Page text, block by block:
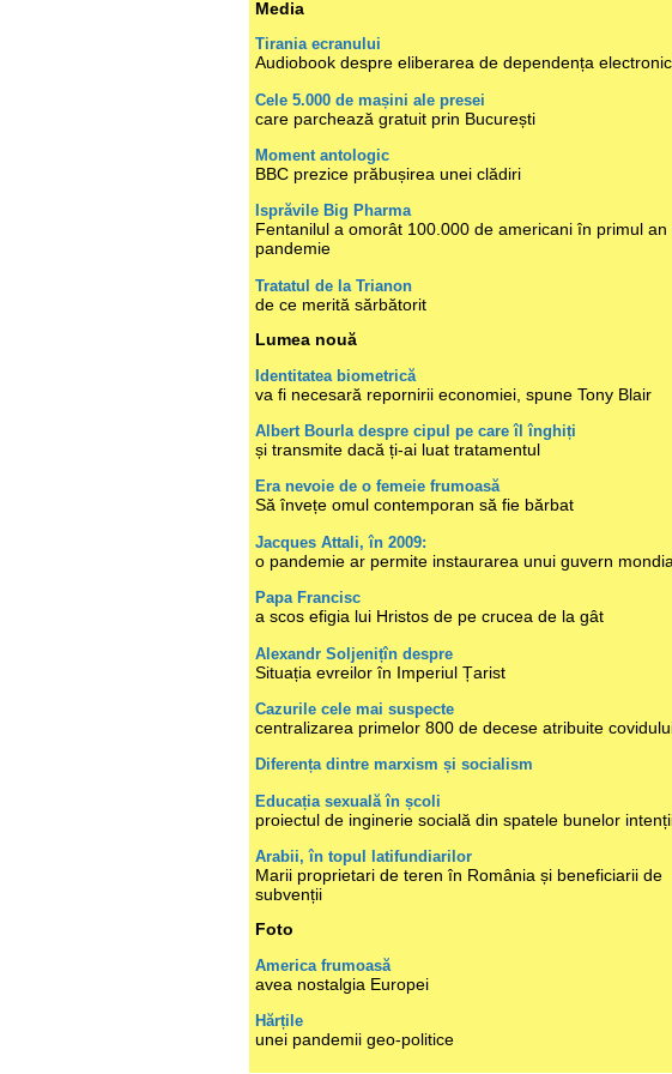
Media
Tirania ecranului
Audiobook despre eliberarea de dependența
Cele 5.000 de mașini ale presei
care parchează gratuit prin București
Moment antologic
BBC prezice prăbușirea unei clădiri
Isprăvile Big Pharma
Fentanilul a omorât 100.000 de americani în primul an
pandemie
Tratatul de la Trianon
de ce merită sărbătorit
Lumea nouă
Identitatea biometrică
va fi necesară repornirii economiei, spune Tony Blair
Albert Bourla despre cipul pe care îl înghiți
și transmite dacă ți-ai luat tratamentul
Era nevoie de o femeie frumoasă
Să învețe omul contemporan să fie bărbat
Jacques Attali, în 2009:
o pandemie ar permite instaurarea unui guvern
Papa Francisc
a scos efigia lui Hristos de pe crucea de la gât
Alexandr Soljenițîn despre
Situația evreilor în Imperiul Țarist
Cazurile cele mai suspecte
centralizarea primelor 800 de decese atribuite
Diferența dintre marxism și socialism
Educația sexuală în școli
proiectul de inginerie socială din spatele bunelor
Arabii, în topul latifundiarilor
Marii proprietari de teren în România și beneficiarii de
subvenții
Foto
America frumoasă
avea nostalgia Europei
Hărțile
unei pandemii geo-politice